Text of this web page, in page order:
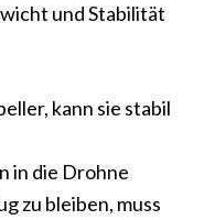
und Stabilität
kann sie stabil
in die Drohne
zu bleiben, muss